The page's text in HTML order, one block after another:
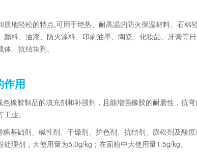
质地轻松的特点,可用于绝热、耐高温的防火保温材料。石
颜料、油漆、防火涂料、印刷油墨、陶瓷、化妆品、牙膏等
、抗结块剂。
作用
色橡胶制品的填充剂和补强剂，且能增强橡胶的耐磨性，抗
业。
基础剂、碱性剂、干燥剂、护色剂、抗结剂、膨松剂及酸
理剂，大使用量为5.0g/kg；在面粉中大使用量1.5g/kg。